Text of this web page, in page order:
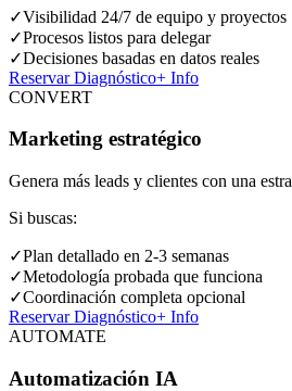
✓Visibilidad 24/7 de equipo y proyectos
✓Procesos listos para delegar
✓Decisiones basadas en datos reales
Reservar Diagnóstico+ Info
CONVERT
Marketing estratégico
Genera más leads y clientes con una
Si buscas:
✓Plan detallado en 2-3 semanas
✓Metodología probada que funciona
✓Coordinación completa opcional
Reservar Diagnóstico+ Info
AUTOMATE
Automatización IA